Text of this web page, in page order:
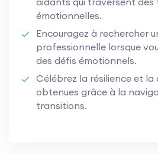
émotionnelles.
Encouragez à rechercher
professionnelle lorsque
des défis émotionnels.
Célébrez la résilience et la
obtenues grâce à la
transitions.